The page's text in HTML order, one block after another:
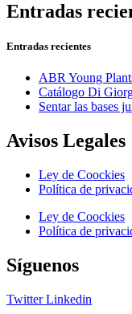
Entradas
Entradas recientes
ABR Young
Catálogo Di
Sentar las bases
Avisos Legales
Ley de Coockies
Política de
Ley de Coockies
Política de
Síguenos
Twitter Linkedin